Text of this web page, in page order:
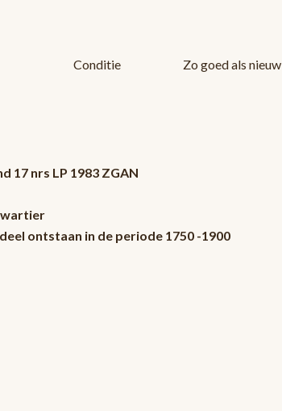
Conditie Zo goed als nieuw
17 nrs LP 1983 ZGAN
ontstaan in de periode 1750 -1900